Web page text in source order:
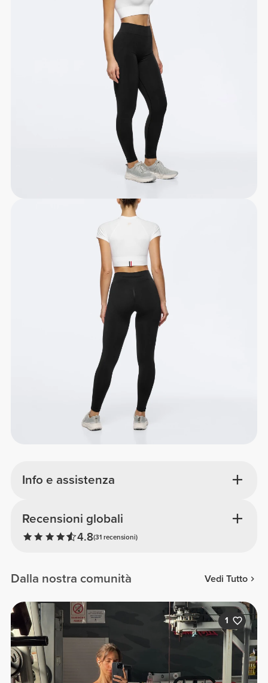
Info e assistenza
Recensioni globali
4.8(31 recensioni)
Dalla nostra comunità Vedi Tutto
1